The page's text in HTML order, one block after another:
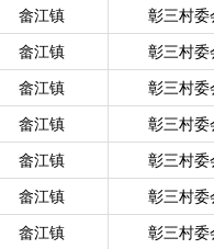
重度残疾人、精神和智力残
城乡居民医保大病保险 | 城
城乡居民医保大病保险（
省级生态公益林效益补偿专项资
畲江镇 彰三村委
畲江镇 彰三村委
畲江镇 彰三村委
畲江镇 彰三村委
畲江镇 彰三村委
畲江镇 彰三村委
畲江镇 彰三村委